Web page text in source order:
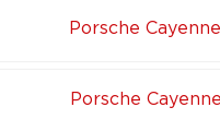
Porsche
Porsche